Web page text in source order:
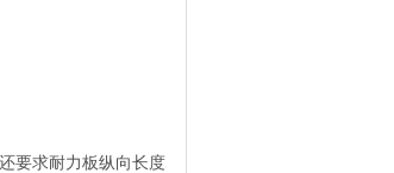
要求耐力板纵向长度